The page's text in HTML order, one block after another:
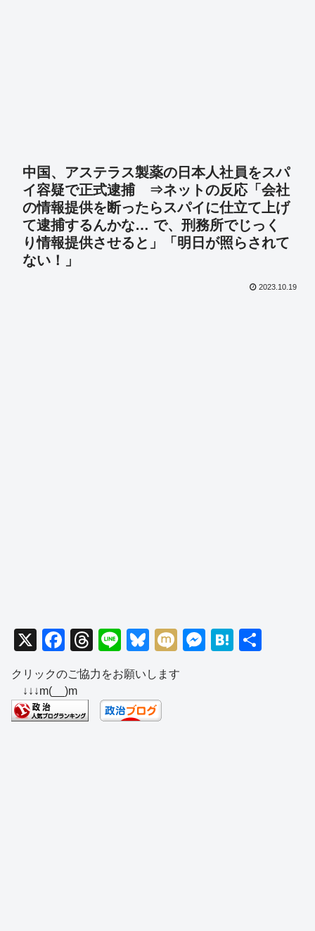
中国、アステラス製薬の日本人社員をスパ
イ容疑で正式逮捕 ⇒ネットの反応「会社
の情報提供を断ったらスパイに仕立て上げ
て逮捕するんかな… で、刑務所でじっく
り情報提供させると」「明日が照らされて
ない！」
2023.10.19
X
F
c
e
b
T
hr
e
a
d
Li
n
e
Bl
u
e
sk
y
M
M
H
クリックのご協力をお願いします
↓↓↓m(__)m